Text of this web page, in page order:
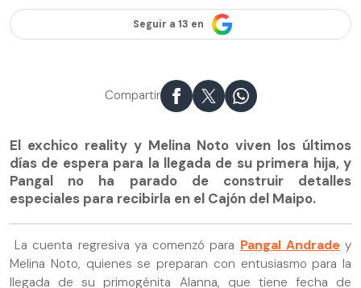
Seguir a 13 en
Compartir
El exchico reality y Melina Noto viven los últimos
días de espera para la llegada de su primera hija, y
Pangal no ha parado de construir detalles
especiales para recibirla en el Cajón del Maipo.
La cuenta regresiva ya comenzó para Pangal Andrade y
Melina Noto, quienes se preparan con entusiasmo para la
llegada de su primogénita Alanna, que tiene fecha de